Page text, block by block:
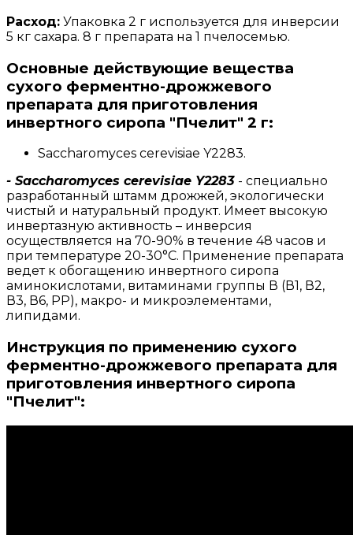
Расход: Упаковка 2 г используется для инверсии
5 кг сахара. 8 г препарата на 1 пчелосемью.
Основные действующие вещества
сухого ферментно-дрожжевого
препарата для приготовления
инвертного сиропа "Пчелит" 2 г:
Saccharomyces cerevisiae Y2283.
- Saccharomyces cerevisiae Y2283 - специально
разработанный штамм дрожжей, экологически
чистый и натуральный продукт. Имеет высокую
инвертазную активность – инверсия
осуществляется на 70-90% в течение 48 часов и
при температуре 20-30°С. Применение препарата
ведет к обогащению инвертного сиропа
аминокислотами, витаминами группы В (В1, В2,
В3, В6, РР), макро- и микроэлементами,
липидами.
Инструкция по применению сухого
ферментно-дрожжевого препарата для
приготовления инвертного сиропа
"Пчелит":